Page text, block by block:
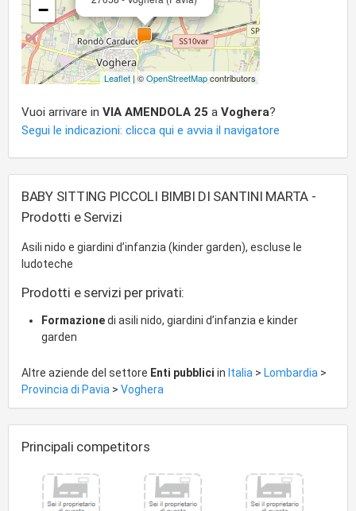
−
Leaflet| ©OpenStreetMapcontributors
Vuoi arrivare in VIA AMENDOLA 25 a Voghera?
Segui le indicazioni: clicca qui e avvia il navigatore
BABY SITTING PICCOLI BIMBI DI SANTINI MARTA -
Prodotti e Servizi
Asili nido e giardini d’infanzia (kinder garden), escluse le
ludoteche
Prodotti e servizi per privati:
Formazionedi asili nido, giardini d’infanzia e kinder
garden
Altre aziende del settore Enti pubblici in Italia > Lombardia >
Provincia di Pavia > Voghera
Principali competitors